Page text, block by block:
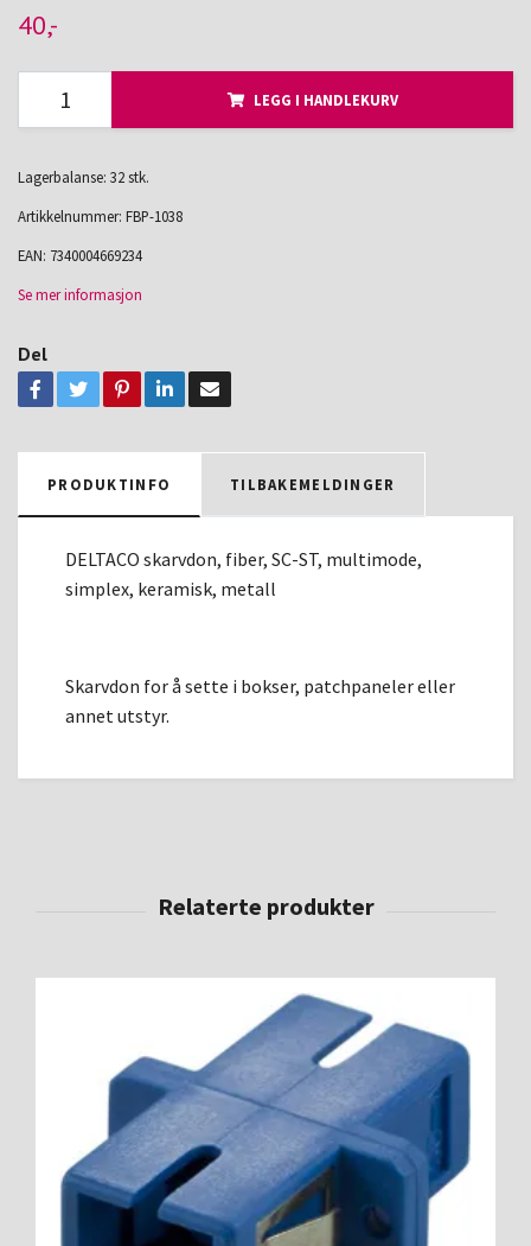
40,-
LEGG I HANDLEKURV
Lagerbalanse: 32 stk.
Artikkelnummer: FBP-1038
EAN: 7340004669234
Se mer informasjon
Del
PRODUKTINFO TILBAKEMELDINGER
DELTACO skarvdon, fiber, SC-ST, multimode,
simplex, keramisk, metall
Skarvdon for å sette i bokser, patchpaneler eller
annet utstyr.